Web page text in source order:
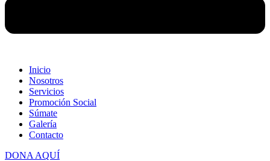
Inicio
Nosotros
Servicios
Promoción Social
Súmate
Galería
Contacto
DONA AQUÍ